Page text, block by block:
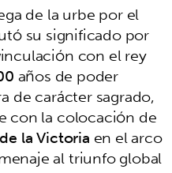
de la urbe por el
su significado por
con el rey
años de poder
de carácter sagrado,
con la colocación de
la Victoria en el arco
al triunfo global